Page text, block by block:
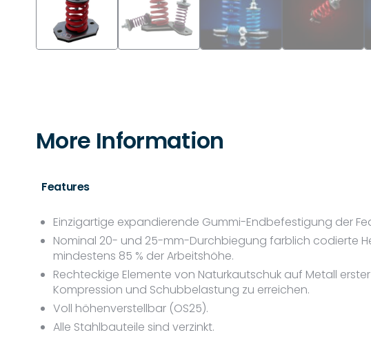
More Information
Features
Einzigartige expandierende Gummi-Endbefestigung der
Nominal 20- und 25-mm-Durchbiegung farblich codierte
mindestens 85 % der Arbeitshöhe.
Rechteckige Elemente von Naturkautschuk auf Metall
Kompression und Schubbelastung zu erreichen.
Voll höhenverstellbar (OS25).
Alle Stahlbauteile sind verzinkt.